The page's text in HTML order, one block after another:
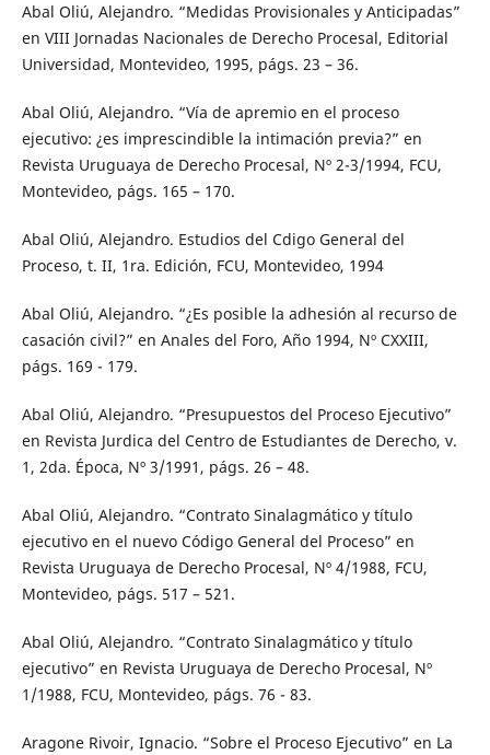
Abal Oliú, Alejandro. “Medidas Provisionales y Anticipadas”
en VIII Jornadas Nacionales de Derecho Procesal, Editorial
Universidad, Montevideo, 1995, págs. 23 – 36.
Abal Oliú, Alejandro. “Vía de apremio en el proceso
ejecutivo: ¿es imprescindible la intimación previa?” en
Revista Uruguaya de Derecho Procesal, Nº 2-3/1994, FCU,
Montevideo, págs. 165 – 170.
Abal Oliú, Alejandro. Estudios del Cdigo General del
Proceso, t. II, 1ra. Edición, FCU, Montevideo, 1994
Abal Oliú, Alejandro. “¿Es posible la adhesión al recurso de
casación civil?” en Anales del Foro, Año 1994, Nº CXXIII,
págs. 169 - 179.
Abal Oliú, Alejandro. “Presupuestos del Proceso Ejecutivo”
en Revista Jurdica del Centro de Estudiantes de Derecho, v.
1, 2da. Época, Nº 3/1991, págs. 26 – 48.
Abal Oliú, Alejandro. “Contrato Sinalagmático y título
ejecutivo en el nuevo Código General del Proceso” en
Revista Uruguaya de Derecho Procesal, Nº 4/1988, FCU,
Montevideo, págs. 517 – 521.
Abal Oliú, Alejandro. “Contrato Sinalagmático y título
ejecutivo” en Revista Uruguaya de Derecho Procesal, Nº
1/1988, FCU, Montevideo, págs. 76 - 83.
Aragone Rivoir, Ignacio. “Sobre el Proceso Ejecutivo” en La